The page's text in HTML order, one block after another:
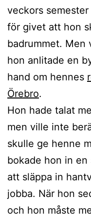
veckors
för givet att hon
badrummet. Men
hon anlitade en
hand om hennes
Örebro.
Hon hade talat
men ville inte
skulle ge henne
bokade hon in
att släppa in
jobba. När hon
och hon måste